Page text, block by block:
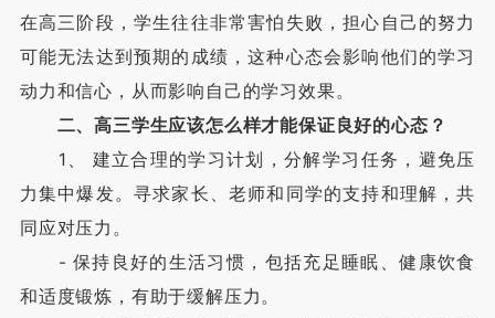
在高三阶段，学生往往非常害怕失败，担心自己的努力
可能无法达到预期的成绩，这种心态会影响他们的学习
动力和信心，从而影响自己的学习效果。
二、高三学生应该怎么样才能保证良好的心态？
1、 建立合理的学习计划，分解学习任务，避免压
力集中爆发。寻求家长、老师和同学的支持和理解，共
同应对压力。
- 保持良好的生活习惯，包括充足睡眠、健康饮食
和适度锻炼，有助于缓解压力。